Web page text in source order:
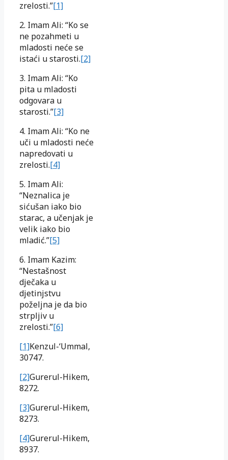
zrelosti.”[1]
2. Imam Ali: “Ko se
ne pozahmeti u
mladosti neće se
istaći u starosti.[2]
3. Imam Ali: “Ko
pita u mladosti
odgovara u
starosti.”[3]
4. Imam Ali: “Ko ne
uči u mladosti neće
napredovati u
zrelosti.[4]
5. Imam Ali:
“Neznalica je
sićušan iako bio
starac, a učenjak je
velik iako bio
mladić.”[5]
6. Imam Kazim:
“Nestašnost
dječaka u
djetinjstvu
poželjna je da bio
strpljiv u
zrelosti.”[6]
[1]Kenzul-‘Ummal,
30747.
[2]Gurerul-Hikem,
8272.
[3]Gurerul-Hikem,
8273.
[4]Gurerul-Hikem,
8937.